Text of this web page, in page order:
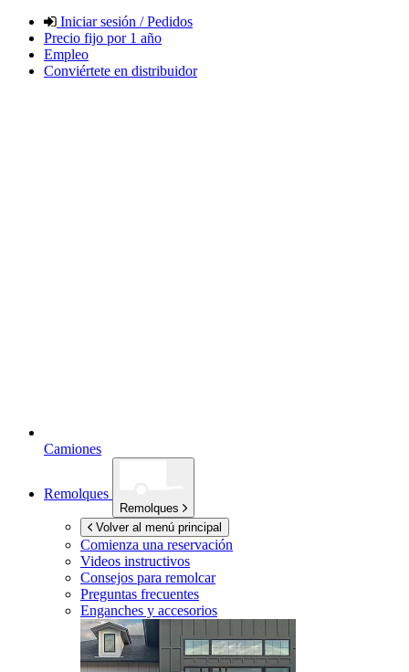
Iniciar sesión / Pedidos
Precio fijo por 1 año
Empleo
Conviértete en distribuidor
Camiones
Remolques
Remolques
Volver al menú principal
Comienza una reservación
Videos instructivos
Consejos para remolcar
Preguntas frecuentes
Enganches y accesorios